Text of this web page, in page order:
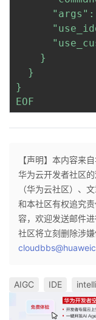
    }
  }
}
EOF
【声明】本内容来
华为云开发者社区
（华为云社区）、
和本社区有权追究
容，欢迎发送邮件
社区将立刻删除涉嫌
AIGC IDE